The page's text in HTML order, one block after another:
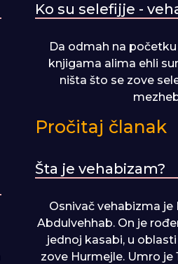
Ko su selefijje -
Da odmah na
knjigama alima ehli
ništa što se zove
Pročitaj članak
Šta je vehabizam?
Osnivač vehabizma
Abdulvehhab. On je rođen
jednoj kasabi, u
zove Hurmejle. Umro je